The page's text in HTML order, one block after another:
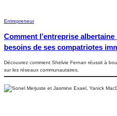
Entrepreneur
Comment l’entreprise
besoins de ses compatriotes
Découvrez comment Shelvie Fernan réussit à
sur les réseaux communautaires.